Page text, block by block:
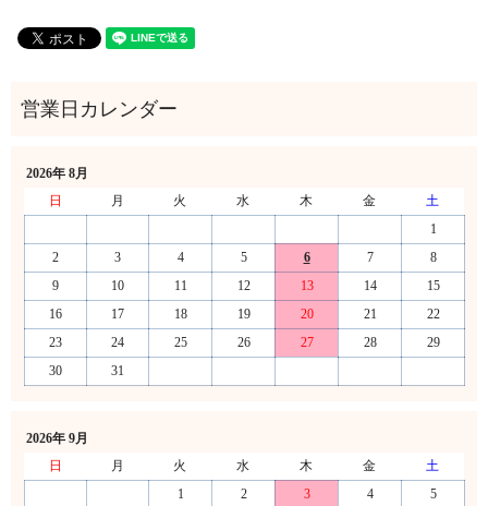
2026年 8月
日
月 火 水 木 金
土
1
2
3 4 5 6 7
8
9
10 11 12 13 14
15
16
17 18 19 20 21
22
23
24 25 26 27 28
29
30
31
2026年 9月
日
月 火 水 木 金
土
1
2 3 4
5